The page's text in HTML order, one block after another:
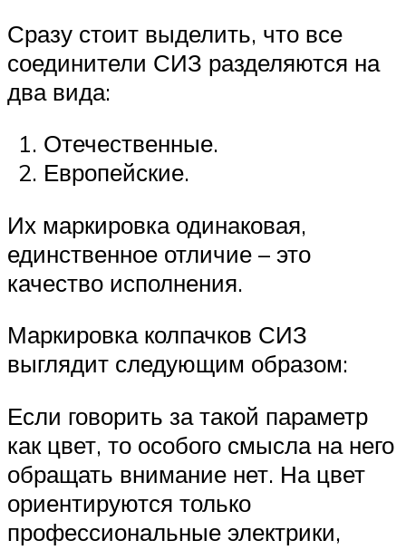
Сразу стоит выделить, что все
соединители СИЗ разделяются на
два вида:
Отечественные.
Европейские.
Их маркировка одинаковая,
единственное отличие – это
качество исполнения.
Маркировка колпачков СИЗ
выглядит следующим образом:
Если говорить за такой параметр
как цвет, то особого смысла на него
обращать внимание нет. На цвет
ориентируются только
профессиональные электрики,